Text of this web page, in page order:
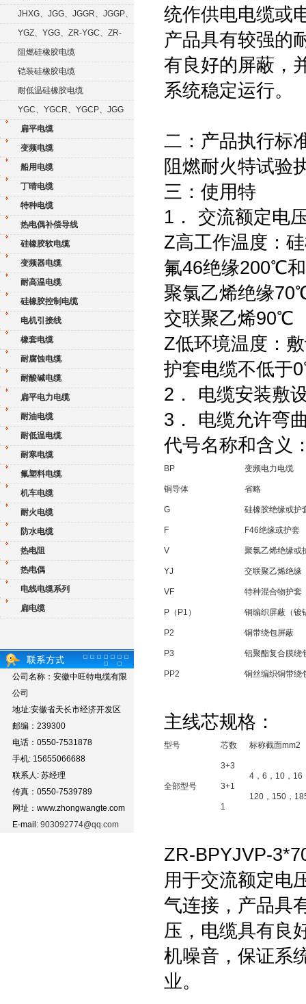
KGGRP
JHXG、JGG、JGGR、JGGP、
JGGFYGZ、YGG、ZR-YGC、ZR-
KGG阻燃硅橡胶电缆
铠装硅橡胶电缆
耐低温硅橡胶电缆
YGC、YGCR、YGCP、JGG
扁平电缆
变频电缆
船用电缆
丁晴电缆
特种电缆
热电偶补偿导线
硅橡胶软电缆
变频器电缆
耐高温电缆
硅橡胶控制电缆
电机引接线
橡套电缆
耐腐蚀电缆
耐酸碱电缆
扁平电力电缆
耐油电缆
耐低温电缆
耐寒电缆
氟塑料电缆
机车电缆
耐火电缆
防水电缆
热电阻
热电偶
电线电缆系列
扁电缆
公司名称：安徽中旺特电缆有限
公司
地址:安徽省天长市经济开发区
邮编：239300
电话：0550-7531878
手机: 15655066688
联系人: 苏经理
传真：0550-7539789
网址：www.zhongwangte.com
E-mail: 903092774@qq.com
统作供电电缆或
产品具有较强的
有良好的屏蔽，
系统稳定运行。
二：产品执行标
阻燃耐火特试验
三：使用特
1． 交流额定电
Z高工作温度：
氟46绝缘200℃
聚氯乙烯绝缘
交联聚乙烯90℃
Z低环境温度：
护套电缆不低于
2． 电缆安装敷
3． 电缆允许弯
代号名称和含义
BP 变频电力电缆
铜导体 省略
G 硅橡胶绝缘或护
F F46绝缘或护套
V 聚氯乙烯绝缘或
YJ 交联聚乙烯绝缘
VF 特种混合物护套
P（P1） 铜编织屏蔽（镀
P2 铜带绕包屏蔽
P3 铝聚酯复合膜绕
PP2 铜丝编织铜带绕
主线芯规格：
型号 芯数 标称截面mm2
全部型号
3+3
3+1
1
4，6，10，16
120，150，
ZR-BPYJVP-
用于交流额定电
气连接，产品具
压，电缆具有良
机噪音，保证系
业。